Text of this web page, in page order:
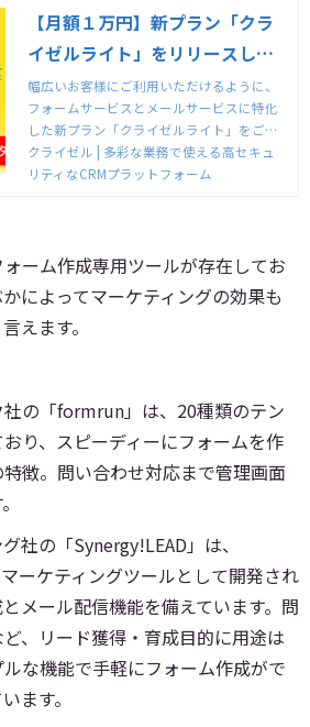
【月額１万円】新プラン「クラ
イゼルライト」をリリースしま
した。
幅広いお客様にご利用いただけるように、
フォームサービスとメールサービスに特化
した新プラン「クライゼルライト」をご用
意しました。 クライゼルの高セキュリティ
高い安定性はそのままに、初期０円、月額1
クライゼル | 多彩な業務で使える高セキュ
リティなCRMプラットフォーム
ーム作成専用ツールが存在してお
によってマーケティングの効果も
えます。
の「formrun」は、20種類のテン
り、スピーディーにフォームを作
徴。問い合わせ対応まで管理画面
社の「Synergy!LEAD」は、
ーケティングツールとして開発され
メール配信機能を備えています。問
、リード獲得・育成目的に用途は
な機能で手軽にフォーム作成がで
ます。